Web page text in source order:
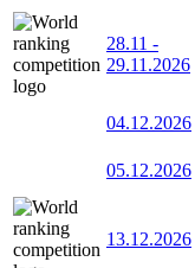
28.11 -
29.11.2026
04.12.2026
05.12.2026
13.12.2026